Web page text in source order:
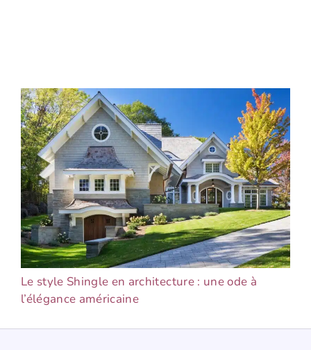
Le style Shingle en architecture : une ode à
l’élégance américaine